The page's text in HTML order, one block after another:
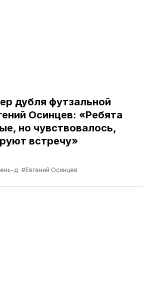
дубля футзальной
Осинцев: «Ребята
но чувствовалось,
встречу»
д #Евгений Осинцев